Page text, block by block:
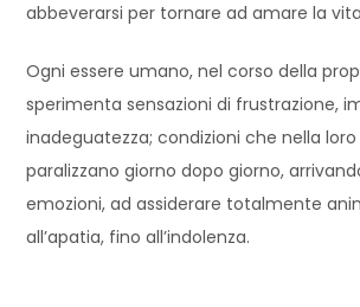
abbeverarsi per tornare ad amare la
Ogni essere umano, nel corso della
sperimenta sensazioni di frustrazione,
inadeguatezza; condizioni che nella
paralizzano giorno dopo giorno,
emozioni, ad assiderare totalmente
all’apatia, fino all’indolenza.